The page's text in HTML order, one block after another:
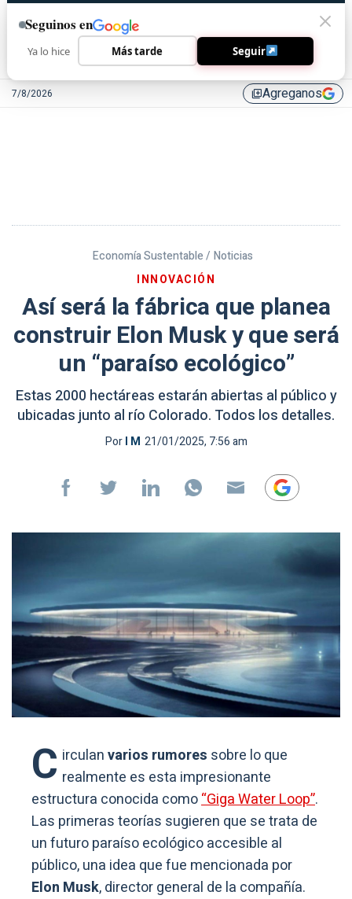
7/8/2026 library_addAgreganos
Economía Sustentable / Noticias
INNOVACIÓN
Así será la fábrica que planea
construir Elon Musk y que será
un “paraíso ecológico”
Estas 2000 hectáreas estarán abiertas al público y
ubicadas junto al río Colorado. Todos los detalles.
PorI M 21/01/2025, 7:56 am
C irculanvarios rumores sobre lo que
realmente es esta impresionante
estructura conocida como“Giga Water Loop”.
Las primeras teorías sugieren que se trata de
un futuro paraíso ecológico accesible al
público, una idea que fue mencionada por
Elon Musk, director general de la compañía.
Seguinos en
Ya lo hice Más tarde Seguir